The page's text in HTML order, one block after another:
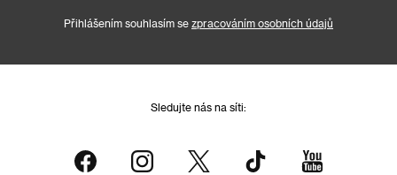
Přihlášením souhlasím se zpracováním osobních údajů
Sledujte nás na síti: